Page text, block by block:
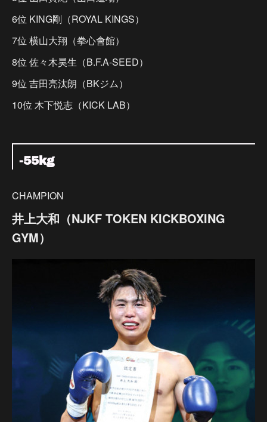
6位 KING剛（ROYAL KINGS）
7位 横山大翔（拳心會館）
8位 佐々木昊生（B.F.A-SEED）
9位 吉田亮汰朗（BKジム）
10位 木下悦志（KICK LAB）
-55kg
CHAMPION
井上大和（NJKF TOKEN KICKBOXING
GYM）